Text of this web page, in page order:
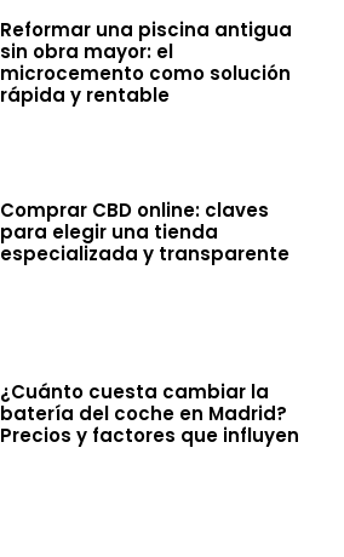
Reformar una piscina antigua
sin obra mayor: el
microcemento como solución
rápida y rentable
Comprar CBD online: claves
para elegir una tienda
especializada y transparente
¿Cuánto cuesta cambiar la
batería del coche en Madrid?
Precios y factores que influyen